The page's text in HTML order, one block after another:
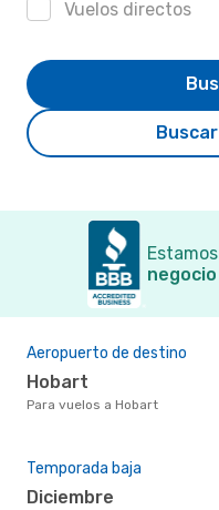
Vuelos directos
Aeropuerto de destino
Hobart
Para vuelos a Hobart
Temporada baja
diciembre